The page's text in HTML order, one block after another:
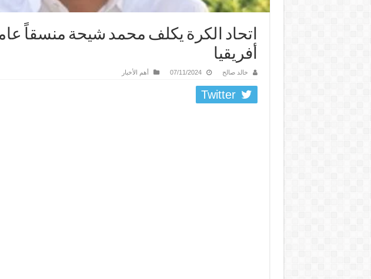
اتحاد الكرة يكلف محمد شيحة منسقاً
أفريقيا
خالد صالح 07/11/2024 أهم الأخبار
Twitter